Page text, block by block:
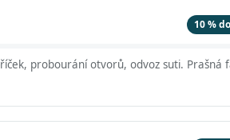
10 %
probourání otvorů, odvoz suti. Prašná